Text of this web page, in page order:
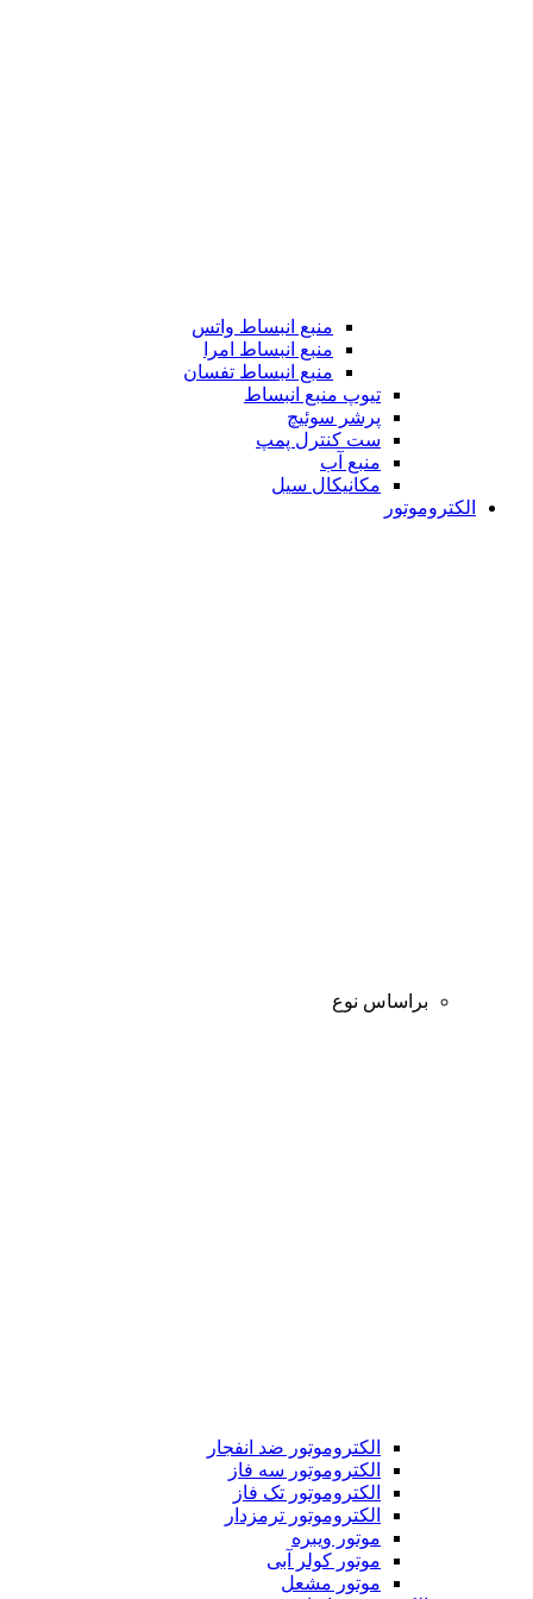
منبع انبساط واتس
منبع انبساط امرا
منبع انبساط تفسان
تیوپ منبع انبساط
پرشر سوئیچ
ست کنترل پمپ
منبع آب
مکانیکال سیل
الکتروموتور
براساس نوع
الکتروموتور ضد انفجار
الکتروموتور سه فاز
الکتروموتور تک فاز
الکتروموتور ترمزدار
موتور ویبره
موتور کولر آبی
موتور مشعل